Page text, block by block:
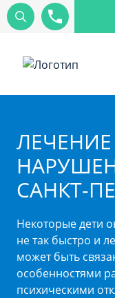
САНКТ-
Некоторые дети
не так быстро и
может быть
особенностями
психическими